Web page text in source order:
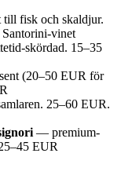
fisk och skaldjur.
vinet
skördad. 15–35
(20–50 EUR för
25–60 EUR.
— premium-
EUR